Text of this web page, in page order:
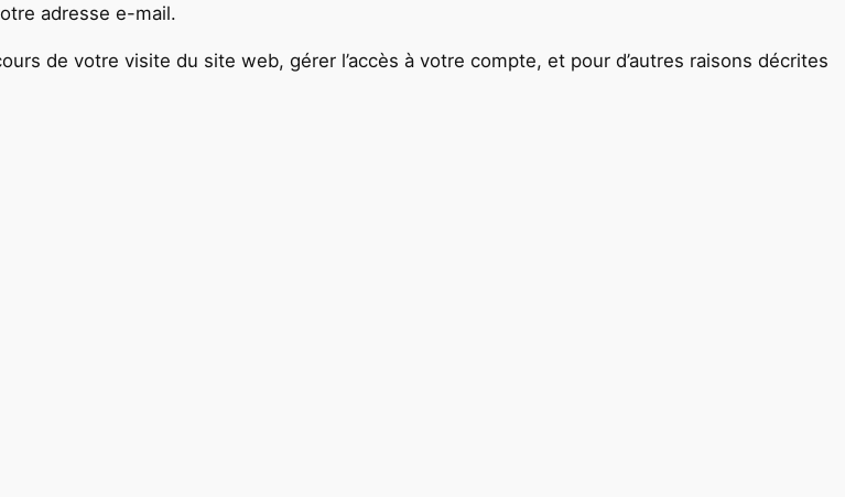
adresse e-mail.
de votre visite du site web, gérer l’accès à votre compte, et pour d’autres raisons décrites